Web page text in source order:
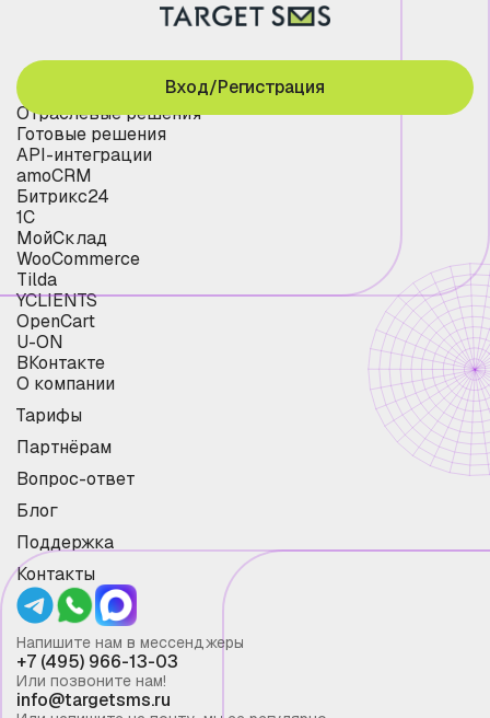
Отраслевые решения
Готовые решения
API-интеграции
amoCRM
Битрикс24
1С
МойСклад
WooCommerce
Tilda
YCLIENTS
OpenCart
U-ON
ВКонтакте
О компании
Тарифы
Партнёрам
Вопрос-ответ
Блог
Поддержка
Контакты
Вход/Регистрация
Напишите нам в мессенджеры
+7 (495) 966-13-03
Или позвоните нам!
info@targetsms.ru